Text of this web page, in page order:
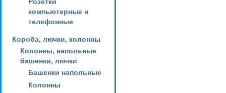
компьютерные и
телефонные
Короба, лючки, колонны
Колонны, напольные
башенки, лючки
Башенки напольные
Колонны